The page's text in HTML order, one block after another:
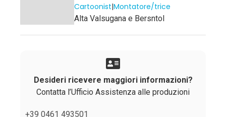
Cartoonist|Montatore/trice
Alta Valsugana e Bersntol
Desideri ricevere maggiori informazioni?
Contatta l’Ufficio Assistenza alle produzioni
+39 0461 493501